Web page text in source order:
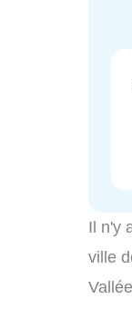
Il n'y
ville